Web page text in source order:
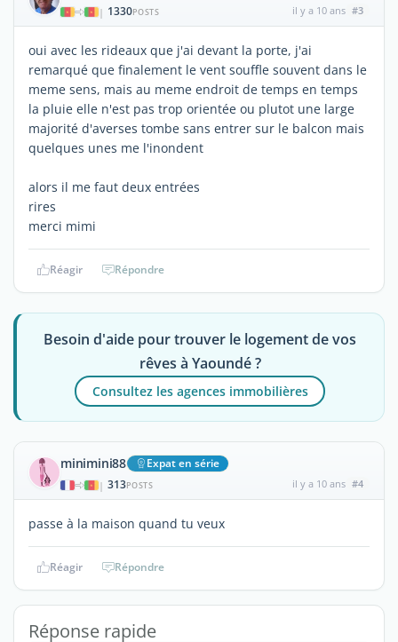
| 1330POSTS il y a 10 ans #3
oui avec les rideaux que j'ai devant la porte, j'ai
remarqué que finalement le vent souffle souvent dans le
meme sens, mais au meme endroit de temps en temps
la pluie elle n'est pas trop orientée ou plutot une large
majorité d'averses tombe sans entrer sur le balcon mais
quelques unes me l'inondent
alors il me faut deux entrées
rires
merci mimi
Réagir Répondre
Besoin d'aide pour trouver le logement de vos
rêves à Yaoundé ?
Consultez les agences immobilières
minimini88 Expat en série
| 313POSTS il y a 10 ans #4
passe à la maison quand tu veux
Réagir Répondre
Réponse rapide